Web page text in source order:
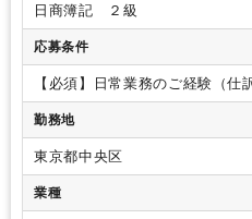
め、現在は準備段階です）
る送金・海外送金（基本的に定
の他経理サポート業務※稀に税
く作業をお願いする可能性があ
（電話対応・備品の注文など）
く、みんなで対応しているイメ
日商簿記 ２級
応募条件
【必須】日常業務のご経験（仕
使用した経理業務のご経験
勤務地
東京都中央区
業種